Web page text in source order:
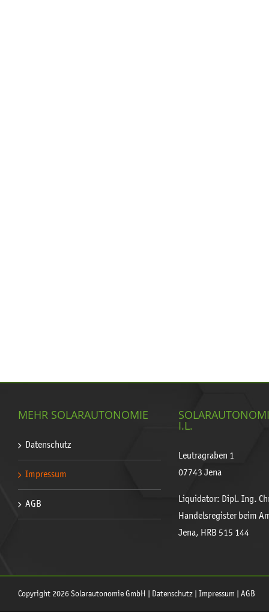
MEHR SOLARAUTONOMIE
Datenschutz
Impressum
AGB
I.L.
Leutragraben 1
07743 Jena
Liquidator: Dipl. Ing.
Handelsregister beim
Jena, HRB 515 144
Copyright 2026 Solarautonomie GmbH | Datenschutz Impressum AGB